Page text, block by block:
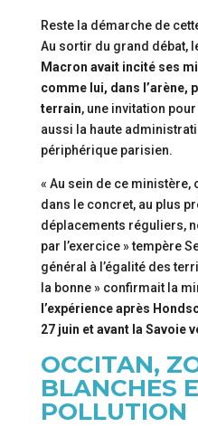
Reste la démarche de
Au sortir du grand débat,
Macron avait incité ses
comme lui, dans l’arène,
terrain, une invitation
aussi la haute
périphérique parisien.
« Au sein de ce
dans le concret, au plus
déplacements réguliers,
par l’exercice » tempère
général à l’égalité des
la bonne » confirmait la
l’expérience après
27 juin et avant la Savoie
OCCITAN,
BLANCHES
POLLUTION